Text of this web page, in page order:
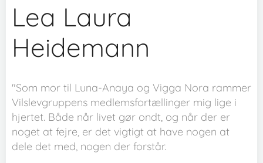
Lea Laura
Heidemann
"Som mor til Luna-Anaya og Vigga Nora rammer
Vilslevgruppens medlemsfortællinger mig lige i
hjertet. Både når livet gør ondt, og når der er
noget at fejre, er det vigtigt at have nogen at
dele det med, nogen der forstår.